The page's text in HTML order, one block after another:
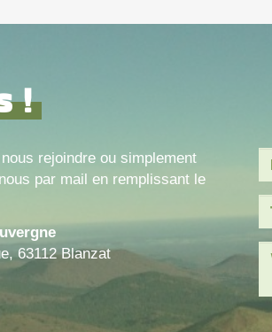
!
rejoindre ou simplement
par mail en remplissant le
63112 Blanzat